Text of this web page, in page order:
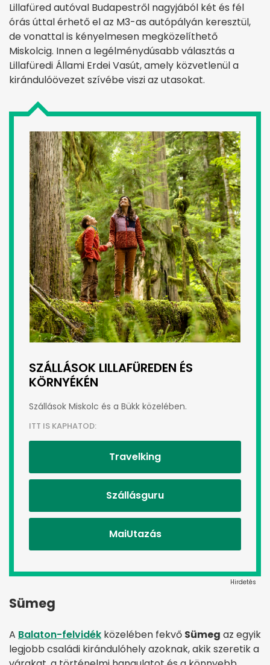
Lillafüred autóval Budapestről nagyjából két és fél
órás úttal érhető el az M3-as autópályán keresztül,
de vonattal is kényelmesen megközelíthető
Miskolcig. Innen a legélménydúsabb választás a
Lillafüredi Állami Erdei Vasút, amely közvetlenül a
kirándulóövezet szívébe viszi az utasokat.
SZÁLLÁSOK LILLAFÜREDEN ÉS
KÖRNYÉKÉN
Szállások Miskolc és a Bükk közelében.
ITT IS KAPHATOD:
Travelking
Szállásguru
MaiUtazás
Hirdetés
Sümeg
A Balaton-felvidék közelében fekvő Sümeg az egyik
legjobb családi kirándulóhely azoknak, akik szeretik a